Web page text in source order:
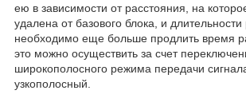
ею в зависимости от расстояния, на
удалена от базового блока, и длительности
необходимо еще больше продлить время
это можно осуществить за счет
широкополосного режима передачи
узкополосный.